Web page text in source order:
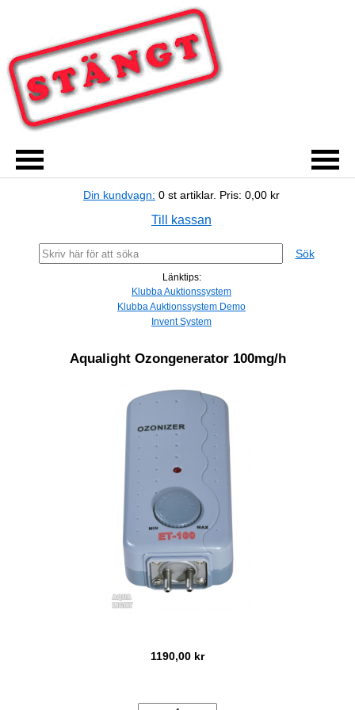
Din kundvagn: 0 st artiklar. Pris: 0,00 kr
Till kassan
Sök
Länktips:
Klubba Auktionssystem
Klubba Auktionssystem Demo
Invent System
Aqualight Ozongenerator 100mg/h
1190,00 kr